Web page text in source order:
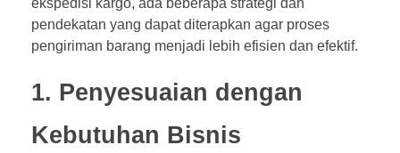
ekspedisi kargo, ada beberapa strategi dan
pendekatan yang dapat diterapkan agar proses
pengiriman barang menjadi lebih efisien dan efektif.
1. Penyesuaian dengan
Kebutuhan Bisnis